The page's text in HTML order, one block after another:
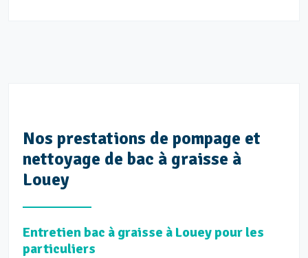
Nos prestations de pompage et
nettoyage de bac à graisse à
Louey
Entretien bac à graisse à Louey pour les
particuliers